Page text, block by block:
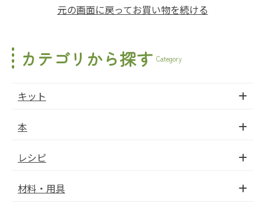
元の画面に戻ってお買い物を続ける
カテゴリから探す Category
キット
本
レシピ
材料・用具